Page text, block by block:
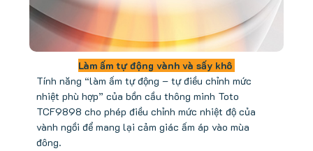
Làm ấm tự động vành và sấy khô
Tính năng “làm ấm tự động – tự điều chỉnh mức
nhiệt phù hợp” của bồn cầu thông minh Toto
TCF9898 cho phép điều chỉnh mức nhiệt độ của
vành ngồi để mang lại cảm giác ấm áp vào mùa
đông.